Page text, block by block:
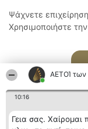
ΑΕΤΟΊ
10:16
Γεια σας.
Ψάχνετε
Χρησιμοποιήστε